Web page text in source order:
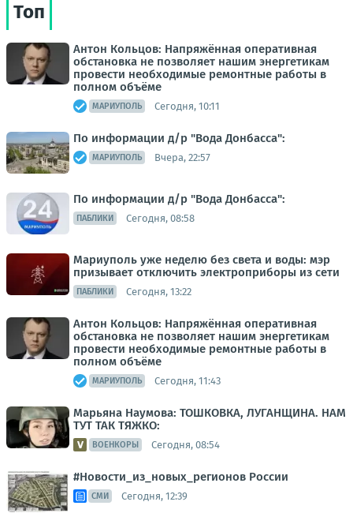
Топ
Антон Кольцов: Напряжённая оперативная
обстановка не позволяет нашим энергетикам
провести необходимые ремонтные работы в
полном объёме
МАРИУПОЛЬ Сегодня, 10:11
По информации д/р "Вода Донбасса":
МАРИУПОЛЬ Вчера, 22:57
По информации д/р "Вода Донбасса":
ПАБЛИКИ Сегодня, 08:58
Мариуполь уже неделю без света и воды: мэр
призывает отключить электроприборы из сети
ПАБЛИКИ Сегодня, 13:22
Антон Кольцов: Напряжённая оперативная
обстановка не позволяет нашим энергетикам
провести необходимые ремонтные работы в
полном объёме
МАРИУПОЛЬ Сегодня, 11:43
Марьяна Наумова: ТОШКОВКА, ЛУГАНЩИНА. НАМ
ТУТ ТАК ТЯЖКО:
ВОЕНКОРЫ Сегодня, 08:54
#Новости_из_новых_регионов России
СМИ Сегодня, 12:39